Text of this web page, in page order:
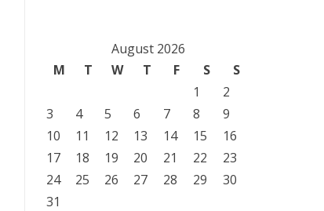
August 2026
M
T W T F S
S
1
2
3
4 5 6 7 8
9
10
11 12 13 14 15
16
17
18 19 20 21 22
23
24
25 26 27 28 29
30
31